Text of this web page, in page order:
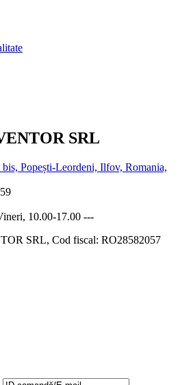
SRL
Popești-Leordeni, Ilfov, Romania,
10.00-17.00 ---
SRL, Cod fiscal: RO28582057